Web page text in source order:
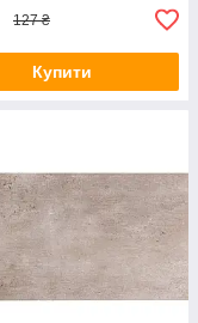
127 ₴
Купити